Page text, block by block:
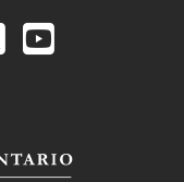
Aid Ontario
X YouTube